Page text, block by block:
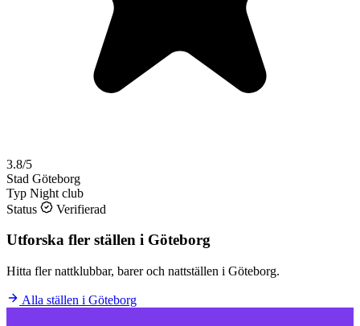
3.8/5
Stad Göteborg
Typ Night club
Status
Verifierad
Utforska fler ställen i Göteborg
Hitta fler nattklubbar, barer och nattställen i Göteborg.
Alla ställen i Göteborg